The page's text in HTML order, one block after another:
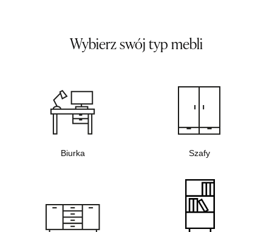
Wybierz swój typ mebli
Biurka Szafy